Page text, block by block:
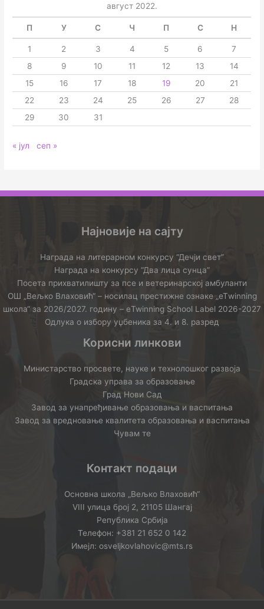
август 2022.
П У С Ч П С Н
1 2 3 4 5 6
7
8
9 10 11 12 13
14
15
16 17 18 19 20
21
22
23 24 25 26 27
28
29
30 31
« јул сеп »
Најновије на сајту
Награда на литерарном конкурсу “Дечји свет”
Награда на конкурсу “Два лица сунца”
Посета прихватилишту за псе и ветеринарској амбуланти
ОШ „Вељко Влаховић“ – носилац престижне ознаке „еТwinning
школа“ за 2026/2027. годину – еTwinning School Label 2026-2027
Одлука о избору уџбеника за 4. и 8. разред
Корисни линкови
Министарство просвете, науке и технолошког развоја
Градска управа за образовање
Град Нови Сад
Завод за унапређивање образовања и васпитања
Завод за вредновање квалитета образовања и васпитања
Чувам те
Контакт подаци
Основна школа „Вељко Влаховић“
VIII улица број 2, 21105 Шангај
Република Србија
Телефон: +381 21 652 0 142
Имејл: osveljkovlahovic@mts.rs